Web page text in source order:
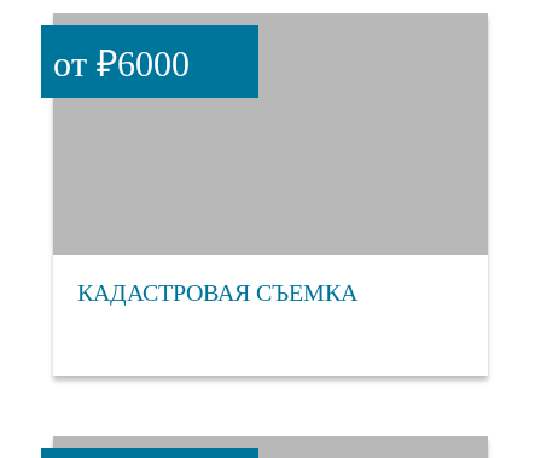
КАДАСТРОВАЯ СЪЕМКА
от ₽6000